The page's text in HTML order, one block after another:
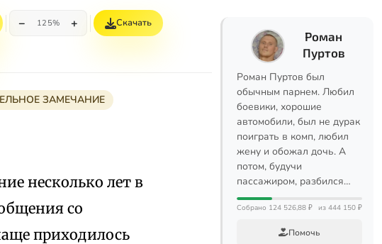
− 125% + Скачать
ЗАМЕЧАНИЕ
несколько лет в
со
приходилось
Роман
Пуртов
Роман Пуртов был
обычным парнем. Любил
боевики, хорошие
автомобили, был не дурак
поиграть в комп, любил
жену и обожал дочь. А
потом, будучи
пассажиром, разбился…
Собрано 124 526,88 ₽ из 444 150 ₽
Помочь